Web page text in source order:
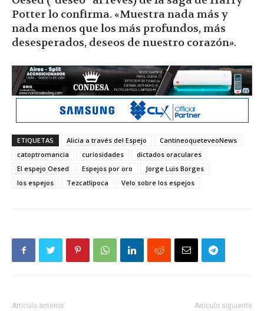
Potter lo confirma. «Muestra nada más y
nada menos que los más profundos, más
desesperados, deseos de nuestro corazón».
ETIQUETAS Alicia a través del Espejo
CantineoqueteveoNews
catoptromancia
curiosidades
dictados oraculares
El espejo Oesed
Espejos por oro
Jorge Luis Borges
los espejos
Tezcatlipoca Velo sobre los espejos
Artículo anterior Artículo siguiente